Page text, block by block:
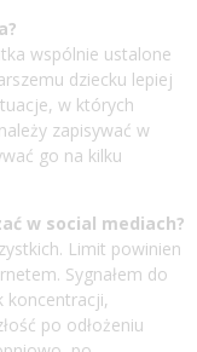
wspólnie ustalone
dziecku lepiej
w których
zapisywać w
go na kilku
w social mediach?
Limit powinien
Sygnałem do
koncentracji,
po odłożeniu